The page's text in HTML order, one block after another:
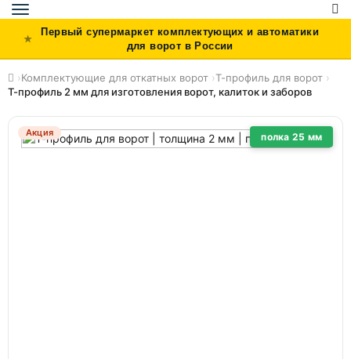
Toggle
navigation
Первый супермаркет комплектующих и автоматики
для ворот в России
›Комплектующие для откатных ворот ›Т-профиль для ворот ›
Т-профиль 2 мм для изготовления ворот, калиток и заборов
Акция полка 25 мм